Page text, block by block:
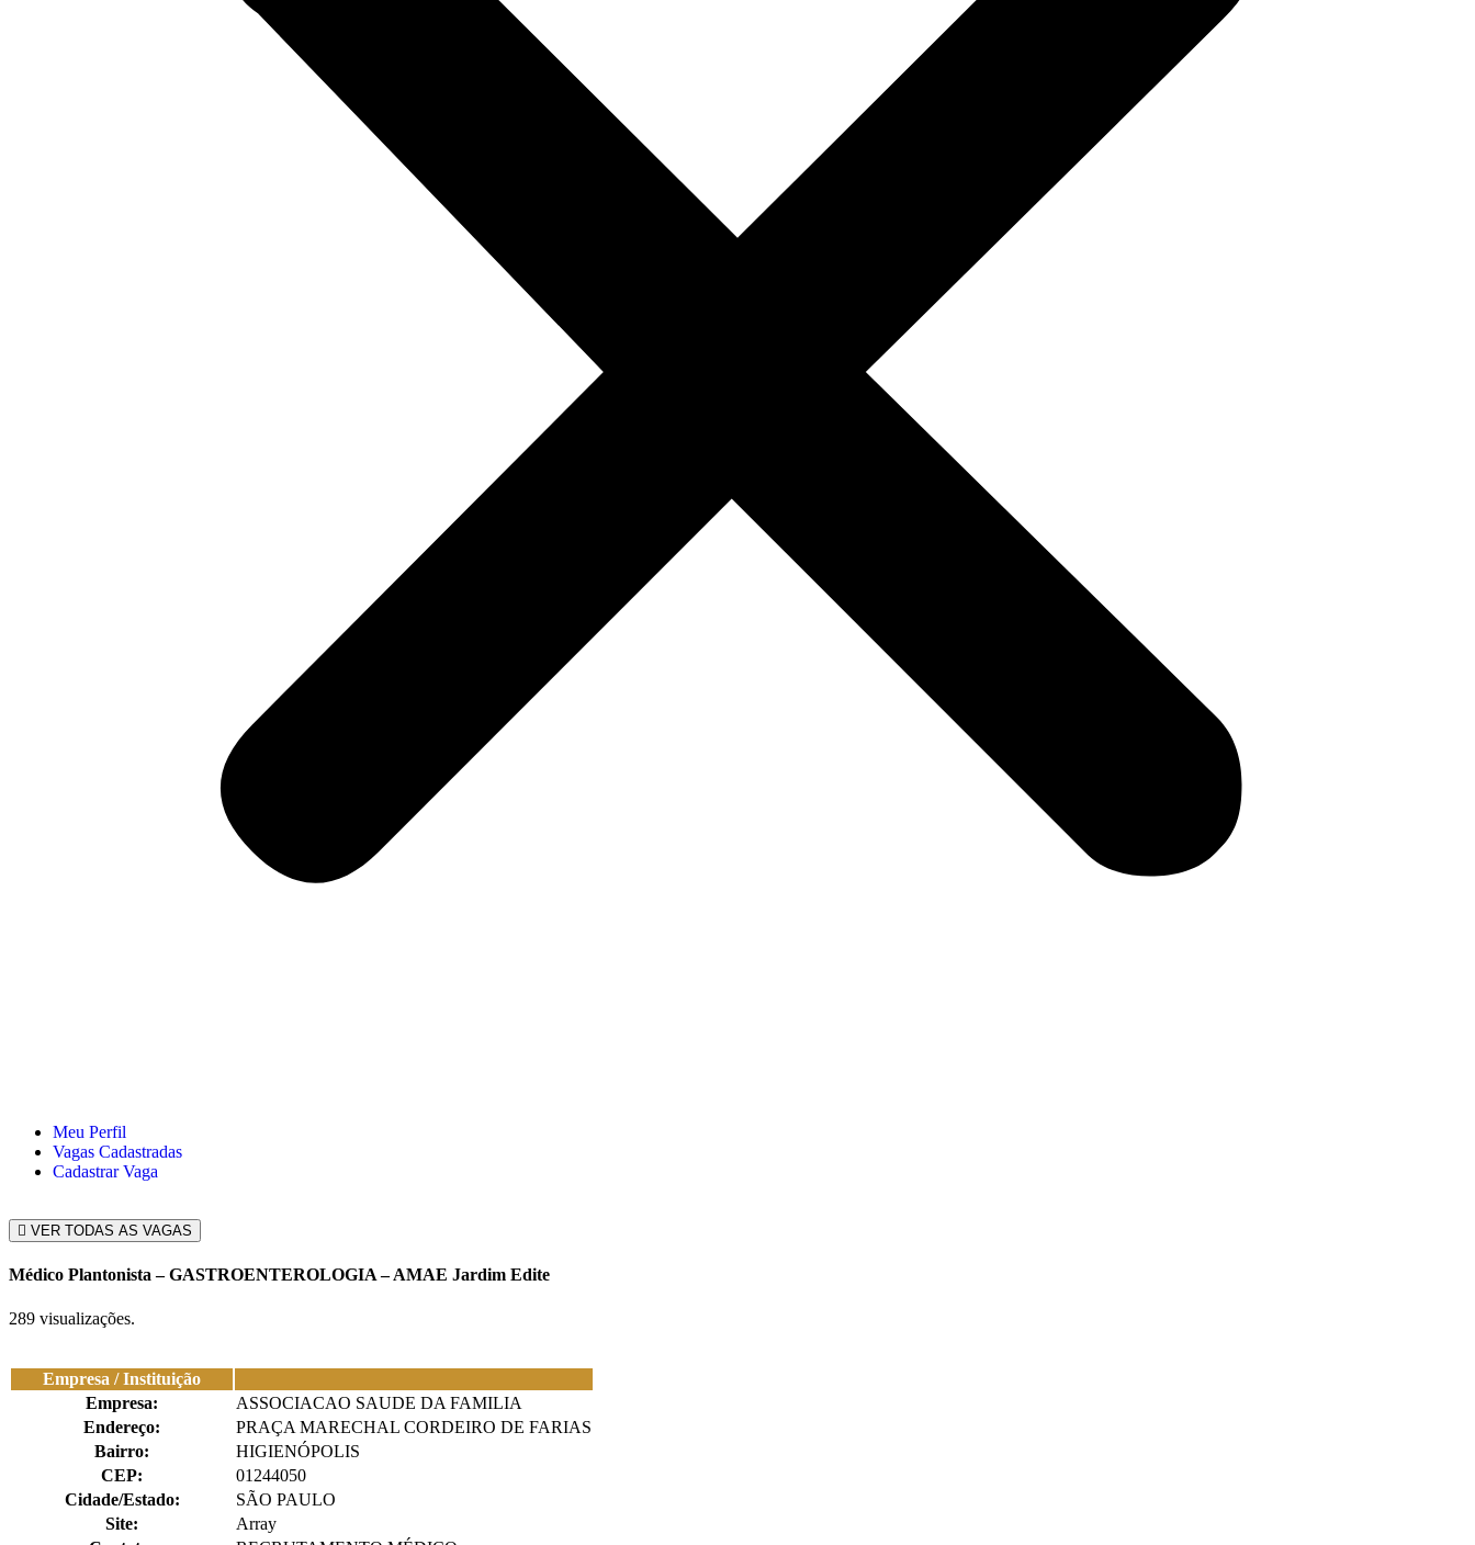
Meu Perfil
Vagas Cadastradas
Cadastrar Vaga
VER TODAS AS VAGAS
Médico Plantonista – GASTROENTEROLOGIA – AMAE Jardim Edite
289 visualizações.
Empresa / Instituição
Empresa:
ASSOCIACAO SAUDE DA FAMILIA
Endereço:
PRAÇA MARECHAL CORDEIRO DE FARIAS
Bairro:
HIGIENÓPOLIS
CEP:
01244050
Cidade/Estado:
SÃO PAULO
Site:
Array